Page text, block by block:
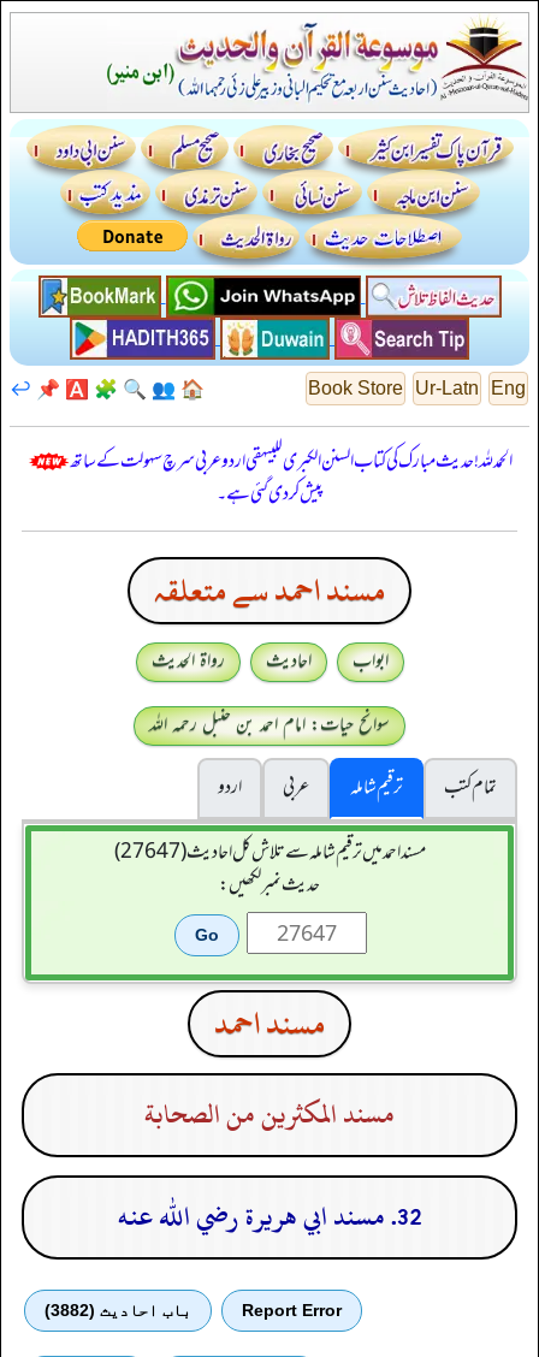
Eng
Ur-Latn
Book Store
🏠
👥
🔍
🧩
🅰️
📌
↩️
الحمدللہ! حدیث مبارک کی کتاب السنن الكبرى للبيهقي اردو عربی سرچ سہولت کے ساتھ
پیش کر دی گئی ہے۔
مسند احمد سے متعلقہ
ابواب احادیث
رواۃ الحدیث
سوانح حیات: امام احمد بن حنبل رحمہ اللہ
تمام کتب
ترقیم شاملہ عربی
اردو
مسند احمد میں ترقیم شاملہ سے تلاش کل احادیث (27647)
حدیث نمبر لکھیں:
مسند احمد
مسند المكثرين من الصحابة
32. مسند ابي هريرة رضي الله عنه
Report Error باب احادیث (3882)